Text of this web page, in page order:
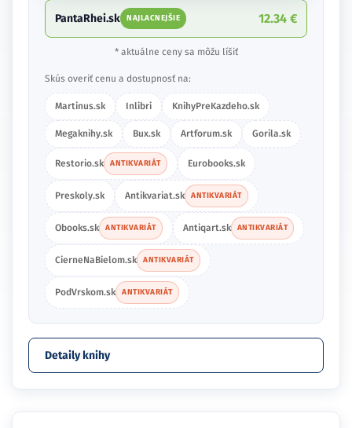
PantaRhei.sk NAJLACNEJŠIE 12.34 €
* aktuálne ceny sa môžu líšiť
Skús overiť cenu a dostupnosť na:
Martinus.sk Inlibri KnihyPreKazdeho.sk
Megaknihy.sk Bux.sk Artforum.sk Gorila.sk
Restorio.sk ANTIKVARIÁT Eurobooks.sk
Preskoly.sk Antikvariat.sk ANTIKVARIÁT
Obooks.sk ANTIKVARIÁT Antiqart.sk ANTIKVARIÁT
CierneNaBielom.sk ANTIKVARIÁT
PodVrskom.sk ANTIKVARIÁT
Detaily knihy